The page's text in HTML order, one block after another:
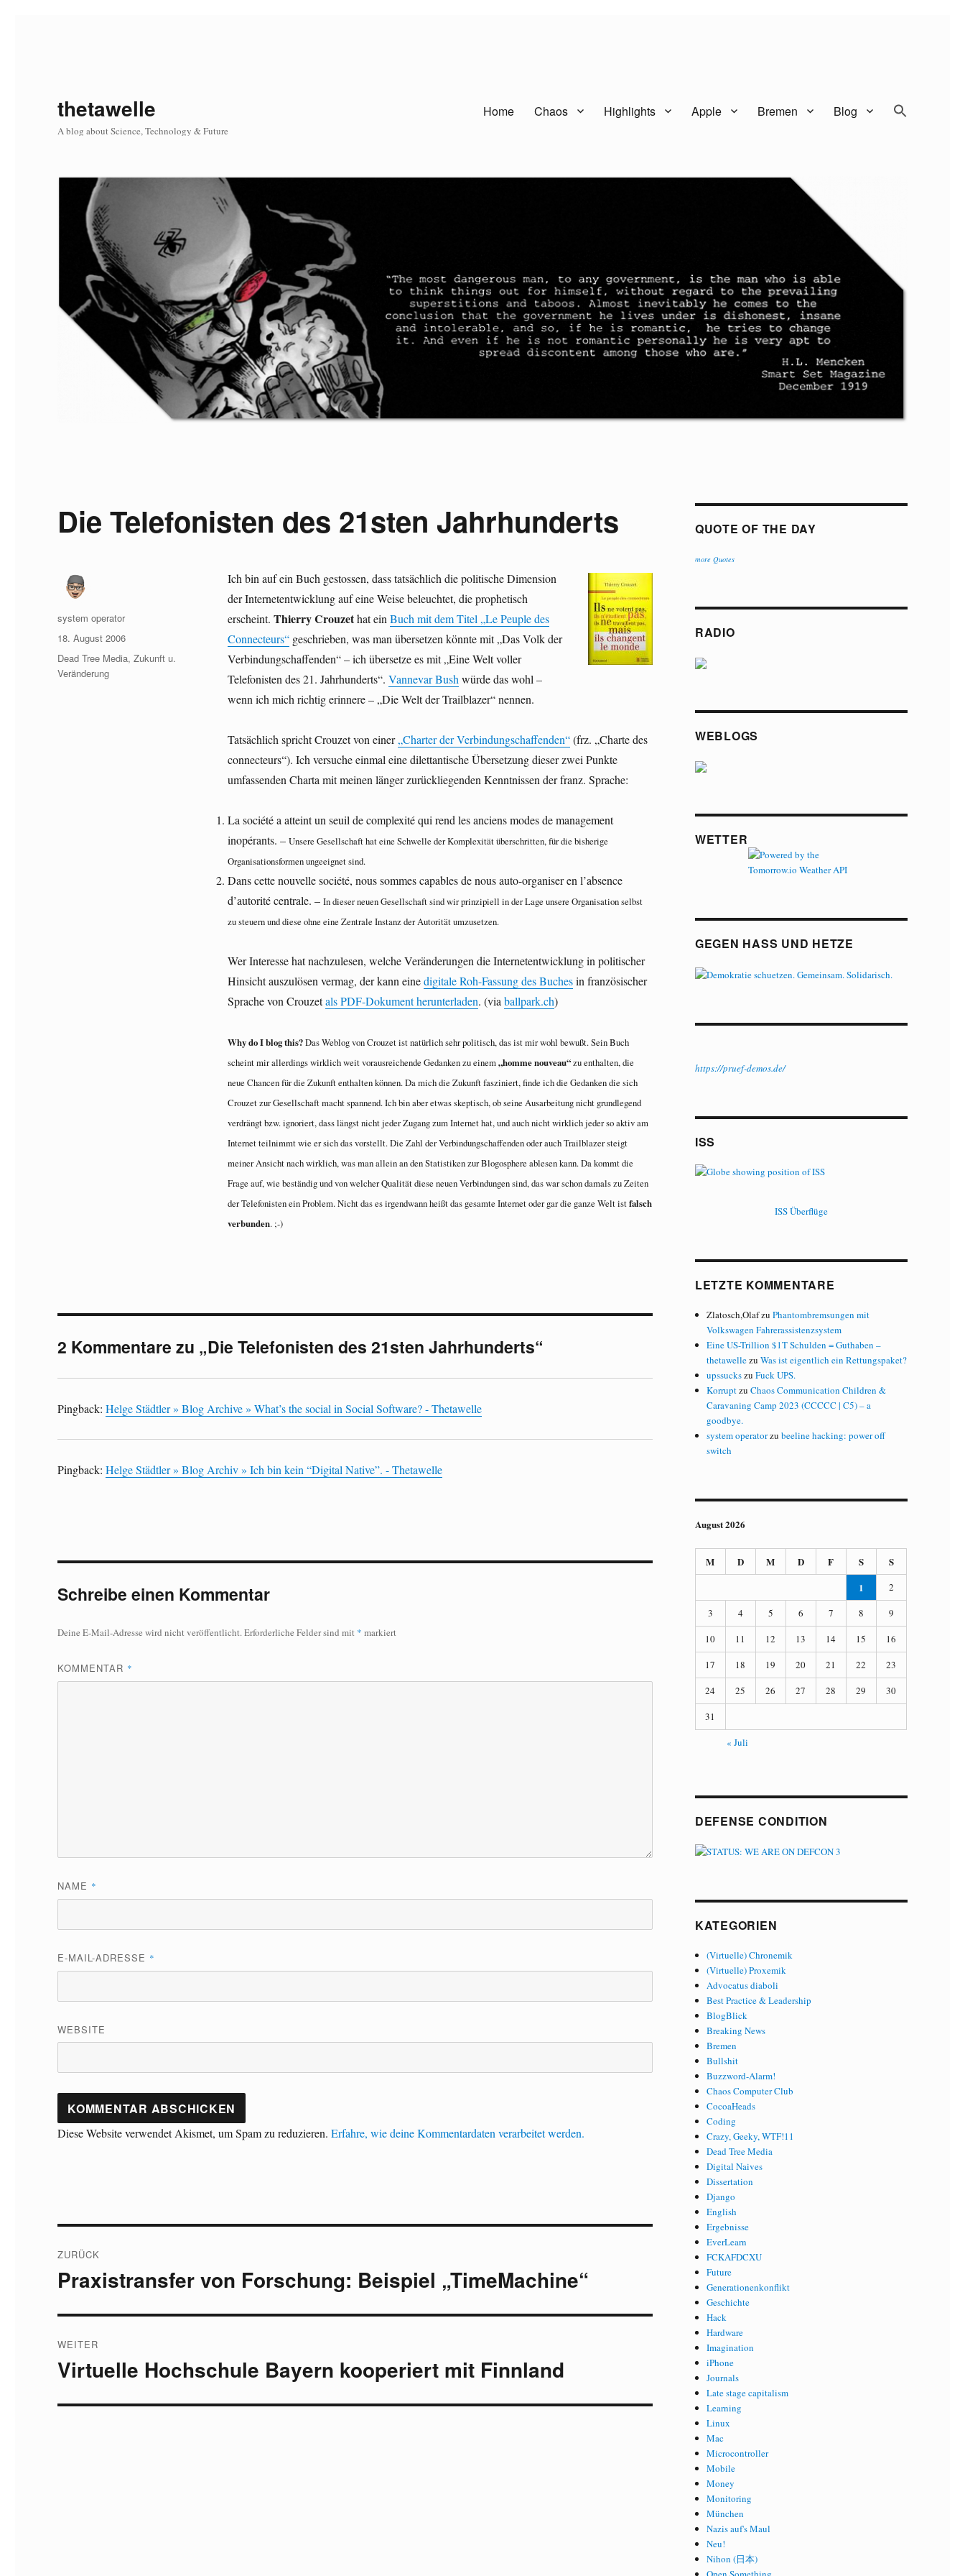
thetawelle
A blog about Science, Technology & Future
Home Chaos Highlights Apple Bremen Blog
Die Telefonisten des 21sten Jahrhunderts
Ich bin auf ein Buch gestossen, dass tatsächlich die politische Dimension
der Internetentwicklung auf eine Weise beleuchtet, die prophetisch
erscheint. Thierry Crouzethat einBuch mit dem Titel „Le Peuple des
Connecteurs“geschrieben, was man übersetzen könnte mit „Das Volk der
Verbindungschaffenden“ – ich übersetze es mit „Eine Welt voller
Telefonisten des 21. Jahrhunderts“. Vannevar Bushwürde das wohl –
wenn ich mich richtig erinnere – „Die Welt der Trailblazer“ nennen.
Tatsächlich spricht Crouzet von einer„Charter der Verbindungschaffenden“(frz. „Charte des
connecteurs“). Ich versuche einmal eine dilettantische Übersetzung dieser zwei Punkte
umfassenden Charta mit meinen länger zurückliegenden Kenntnissen der franz. Sprache:
La société a atteint un seuil de complexité qui rend les anciens modes de management
inopérants. – Unsere Gesellschaft hat eine Schwelle der Komplexität überschritten, für die bisherige
Organisationsformen ungeeignet sind.
Dans cette nouvelle société, nous sommes capables de nous auto-organiser en l’absence
d’autorité centrale. – In dieser neuen Gesellschaft sind wir prinzipiell in der Lage unsere Organisation selbst
zu steuern und diese ohne eine Zentrale Instanz der Autorität umzusetzen.
Wer Interesse hat nachzulesen, welche Veränderungen die Internetentwicklung in politischer
Hinsicht auszulösen vermag, der kann einedigitale Roh-Fassung des Buchesin französischer
Sprache von Crouzetals PDF-Dokument herunterladen. (viaballpark.ch)
Why do I blog this?Das Weblog von Crouzet ist natürlich sehr politisch, das ist mir wohl bewußt. Sein Buch
scheint mir allerdings wirklich weit vorausreichende Gedanken zu einem„homme nouveau“zu enthalten, die
neue Chancen für die Zukunft enthalten können. Da mich die Zukunft fasziniert, finde ich die Gedanken die sich
Crouzet zur Gesellschaft macht spannend. Ich bin aber etwas skeptisch, ob seine Ausarbeitung nicht grundlegend
verdrängt bzw. ignoriert, dass längst nicht jeder Zugang zum Internet hat, und auch nicht wirklich jeder so aktiv am
Internet teilnimmt wie er sich das vorstellt. Die Zahl der Verbindungschaffenden oder auch Trailblazer steigt
meiner Ansicht nach wirklich, was man allein an den Statistiken zur Blogosphere ablesen kann. Da kommt die
Frage auf, wie beständig und von welcher Qualität diese neuen Verbindungen sind, das war schon damals zu Zeiten
der Telefonisten ein Problem. Nicht das es irgendwann heißt das gesamte Internet oder gar die ganze Welt istfalsch
verbunden. ;-)
Autor
system operator
Veröffentlicht
am
18. August 2006
Kategorien
Dead Tree Media,Zukunft u.
Veränderung
2 Kommentare zu „Die Telefonisten des 21sten Jahrhunderts“
Pingback:Helge Städtler » Blog Archive » What’s the social in Social Software? - Thetawelle
Pingback:Helge Städtler » Blog Archiv » Ich bin kein “Digital Native”. - Thetawelle
Schreibe einen Kommentar
Deine E-Mail-Adresse wird nicht veröffentlicht.Erforderliche Felder sind mit * markiert
KOMMENTAR *
NAME *
E-MAIL-ADRESSE *
WEBSITE
Diese Website verwendet Akismet, um Spam zu reduzieren.Erfahre, wie deine Kommentardaten verarbeitet werden.
ZURÜCK
Vorheriger
Praxistransfer von Forschung: Beispiel „TimeMachine“
WEITER
Nächster
Virtuelle Hochschule Bayern kooperiert mit Finnland
QUOTE OF THE DAY
more Quotes
RADIO
WEBLOGS
WETTER
GEGEN HASS UND HETZE
https://pruef-demos.de/
ISS
ISS Überflüge
LETZTE KOMMENTARE
Zlatosch,OlafzuPhantombremsungen mit
Volkswagen Fahrerassistenzsystem
Eine US-Trillion $1T Schulden = Guthaben –
thetawellezuWas ist eigentlich ein Rettungspaket?
upssuckszuFuck UPS.
KorruptzuChaos Communication Children &
Caravaning Camp 2023 (CCCCC | C5) – a
goodbye.
system operatorzubeeline hacking: power off
switch
August 2026
M D M D F S
S
1
2
3
4 5 6 7 8
9
10
11 12 13 14 15
16
17
18 19 20 21 22
23
24
25 26 27 28 29
30
31
« Juli
DEFENSE CONDITION
KATEGORIEN
(Virtuelle) Chronemik
(Virtuelle) Proxemik
Advocatus diaboli
Best Practice & Leadership
BlogBlick
Breaking News
Bremen
Bullshit
Buzzword-Alarm!
Chaos Computer Club
CocoaHeads
Coding
Crazy, Geeky, WTF!11
Dead Tree Media
Digital Naives
Dissertation
Django
English
Ergebnisse
EverLearn
FCKAFDCXU
Future
Generationenkonflikt
Geschichte
Hack
Hardware
Imagination
iPhone
Journals
Late stage capitalism
Learning
Linux
Mac
Microcontroller
Mobile
Money
Monitoring
München
Nazis auf's Maul
Neu!
Nihon (日本)